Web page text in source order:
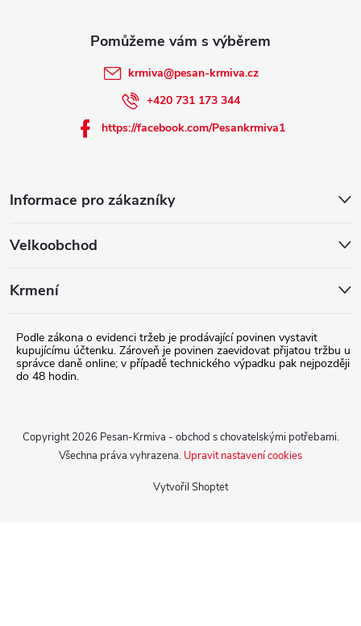
Informace pro zákazníky
Velkoobchod
Krmení
krmiva@pesan-krmiva.cz
+420 731 173 344
https://facebook.com/Pesankrmiva1
Podle zákona o evidenci tržeb je prodávající povinen vystavit
kupujícímu účtenku. Zároveň je povinen zaevidovat přijatou tržbu u
správce daně online; v případě technického výpadku pak nejpozději
do 48 hodin.
Vytvořil Shoptet
Copyright 2026 Pesan-Krmiva - obchod s chovatelskými potřebami.
Všechna práva vyhrazena. Upravit nastavení cookies